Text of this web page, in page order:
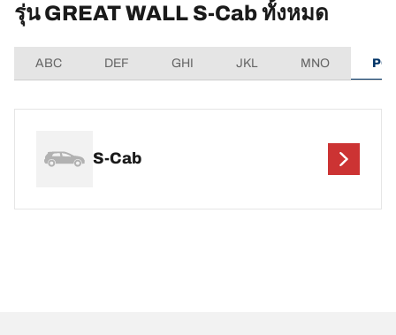
รุ่น GREAT WALL S-Cab ทั้งหมด
ABC DEF GHI JKL MNO
S-Cab